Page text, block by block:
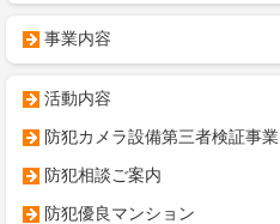
事業内容
活動内容
防犯カメラ設備第三者検証事業
防犯相談ご案内
防犯優良マンション